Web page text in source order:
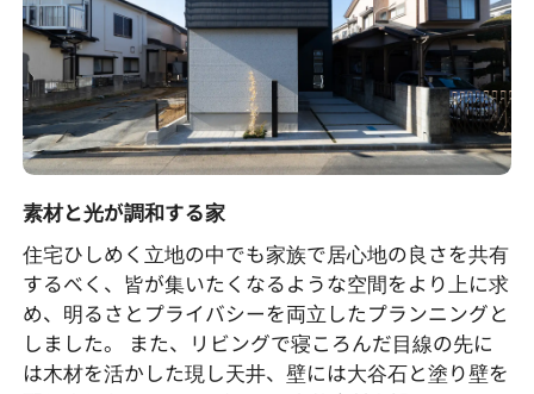
素材と光が調和する家
住宅ひしめく立地の中でも家族で居心地の良さを共有
するべく、皆が集いたくなるような空間をより上に求
め、明るさとプライバシーを両立したプランニングと
しました。 また、リビングで寝ころんだ目線の先に
は木材を活かした現し天井、壁には大谷石と塗り壁を